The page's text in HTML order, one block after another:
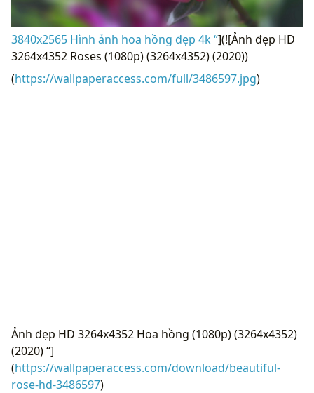
3840x2565 Hình ảnh hoa hồng đẹp 4k “](![Ảnh đẹp HD
3264x4352 Roses (1080p) (3264x4352) (2020))
(https://wallpaperaccess.com/full/3486597.jpg)
Ảnh đẹp HD 3264x4352 Hoa hồng (1080p) (3264x4352)
(2020) “]
(https://wallpaperaccess.com/download/beautiful-
rose-hd-3486597)